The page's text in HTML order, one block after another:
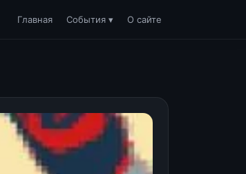
Главная События ▾ О сайте